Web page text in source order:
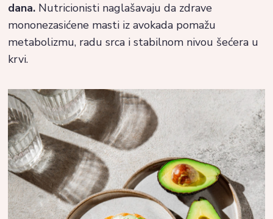
dana. Nutricionisti naglašavaju da zdrave
mononezasićene masti iz avokada pomažu
metabolizmu, radu srca i stabilnom nivou šećera u
krvi.